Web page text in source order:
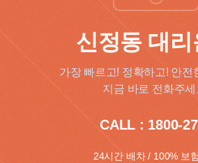
신정동 대리
가장 빠르고! 정확하고! 안전
지금 바로 전화주세
CALL : 1800-
24시간 배차 / 100% 보